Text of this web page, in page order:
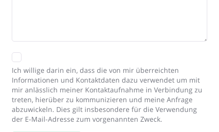
Ich willige darin ein, dass die von mir überreichten
Informationen und Kontaktdaten dazu verwendet um mit
mir anlässlich meiner Kontaktaufnahme in Verbindung zu
treten, hierüber zu kommunizieren und meine Anfrage
abzuwickeln. Dies gilt insbesondere für die Verwendung
der E-Mail-Adresse zum vorgenannten Zweck.